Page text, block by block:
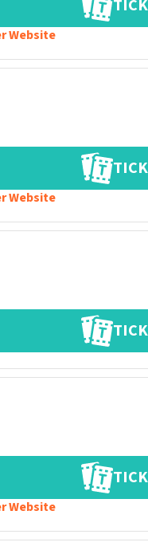
Website
Website
Website